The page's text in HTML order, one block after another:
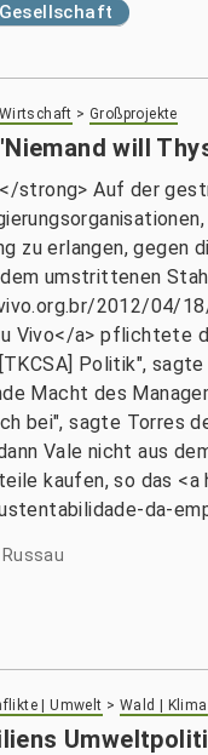
>Großprojekte
will
strong> Auf der
zu erlangen,
umstrittenen
2012/04/
Vivo</a> pflichtete
Politik",
Macht des
bei", sagte Torres
Vale nicht aus
kaufen, so das
da-
| Umwelt > Wald | Klima